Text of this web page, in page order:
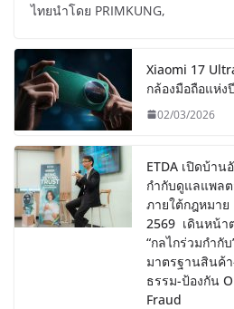
ไทยนำโดย PRIMKUNG,
Xiaomi 17
กล้องมือถือแห่งปี
02/03/2026
ETDA เปิดบ้าน
กำกับดูแลแพล
ภายใต้กฎหมาย
2569 เดินหน้า
“กลไกร่วมกำกั
มาตรฐานสินค้
ธรรม-ป้องกัน
Fraud